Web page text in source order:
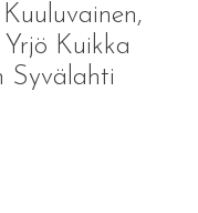
Kuikka
Syvälahti